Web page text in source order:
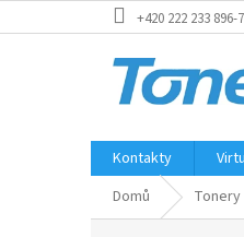
na
+420 222 233 896-7
Kontakty
Domů
Tonery